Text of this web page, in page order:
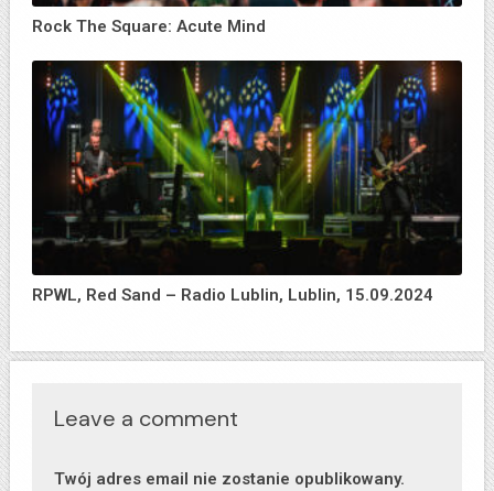
Rock The Square: Acute Mind
RPWL, Red Sand – Radio Lublin, Lublin, 15.09.2024
Leave a comment
Twój adres email nie zostanie opublikowany.